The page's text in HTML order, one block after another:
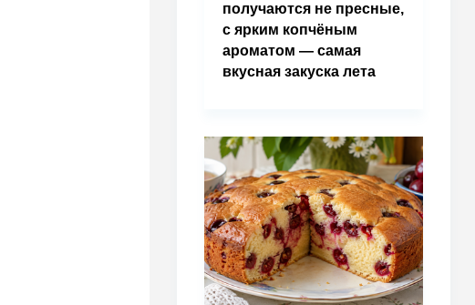
получаются не пресные,
с ярким копчёным
ароматом — самая
вкусная закуска лета